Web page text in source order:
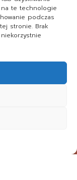
te technologie
podczas
stronie. Brak